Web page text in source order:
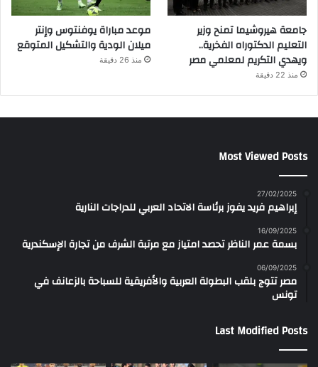
جامعة هيروشيما تمنح وزير
التعليم الدكتوراه الفخرية..
ويهدي التكريم لمعلمي مصر
منذ 22 دقيقة
موعد مباراة يوفنتوس وإنتر
ميلان الودية والتشكيل المتوقع
منذ 26 دقيقة
Most Viewed Posts
27/02/2025
إبراهيم فريد يفوز برئاسة الاتحاد العربي للدراجات النارية
16/09/2025
بسمة عمر الناظر تحصد امتياز مع مرتبة الشرف من تجارة الإسكندرية
06/09/2025
مصر تتوج بلقب البطولة العربية والأفريقية للسباحة بالزعانف في
تونس
Last Modified Posts